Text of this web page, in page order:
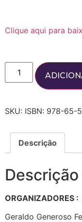
Clique aqui para
SKU: ISBN: 978-65-
Descrição
Descrição
ORGANIZADORES :
Geraldo Generoso